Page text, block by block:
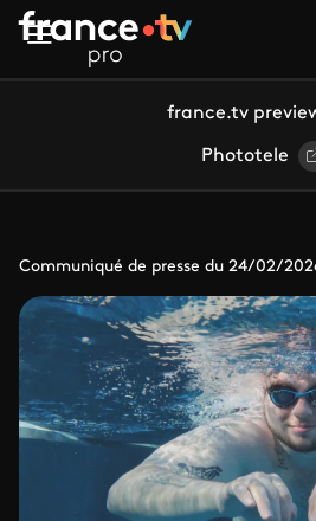
Aller au contenu principal
france.tv
Phototele
Communiqué de presse du 24/02/